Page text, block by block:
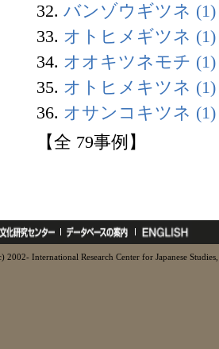
32. バンゾウギツネ (1)
33. オトヒメギツネ (1)
34. オオキツネモチ (1)
35. オトヒメキツネ (1)
36. オサンコキツネ (1)
【全 79事例】
2002- International Research Center for Japanese